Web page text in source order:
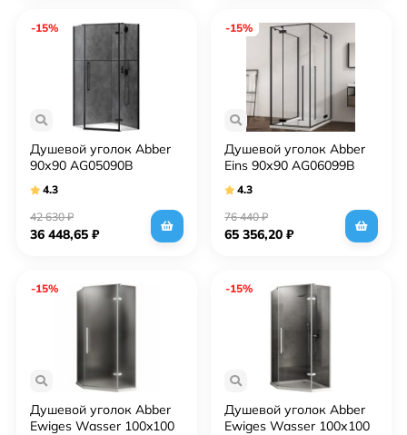
-15%
Душевой уголок Abber
90х90 AG05090B
стекло прозрачное
4.3
42 630₽
36 448,65 ₽
-15%
Душевой уголок Abber
Eins 90х90 AG06099B
прозрачное
4.3
76 440₽
65 356,20 ₽
-15%
Душевой уголок Abber
Ewiges Wasser 100x100
-15%
Душевой уголок Abber
Ewiges Wasser 100х100